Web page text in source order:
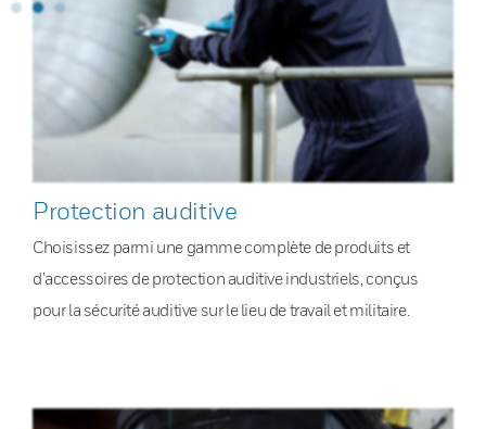
Protection auditive
Choisissez parmi une gamme complète de produits et
d’accessoires de protection auditive industriels, conçus
pour la sécurité auditive sur le lieu de travail et militaire.